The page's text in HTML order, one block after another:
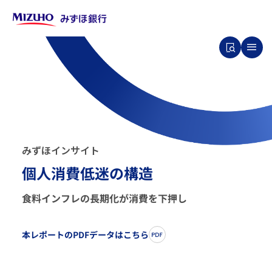
みずほインサイ ト
個人消費低迷の構造
食料インフレの長期化が消費を下押し
本レポートのPDFデータはこちら